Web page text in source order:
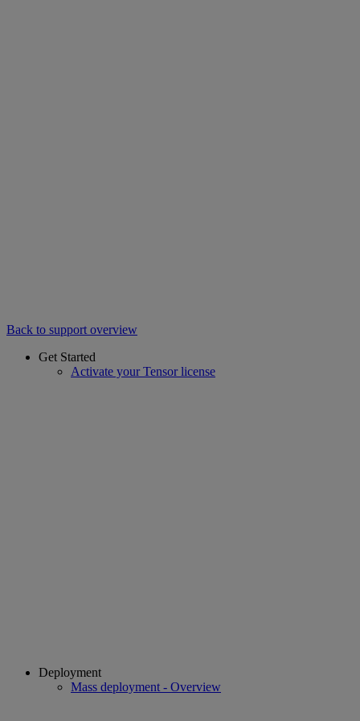
Back to support overview
Get Started
Activate your Tensor license
Deployment
Mass deployment - Overview